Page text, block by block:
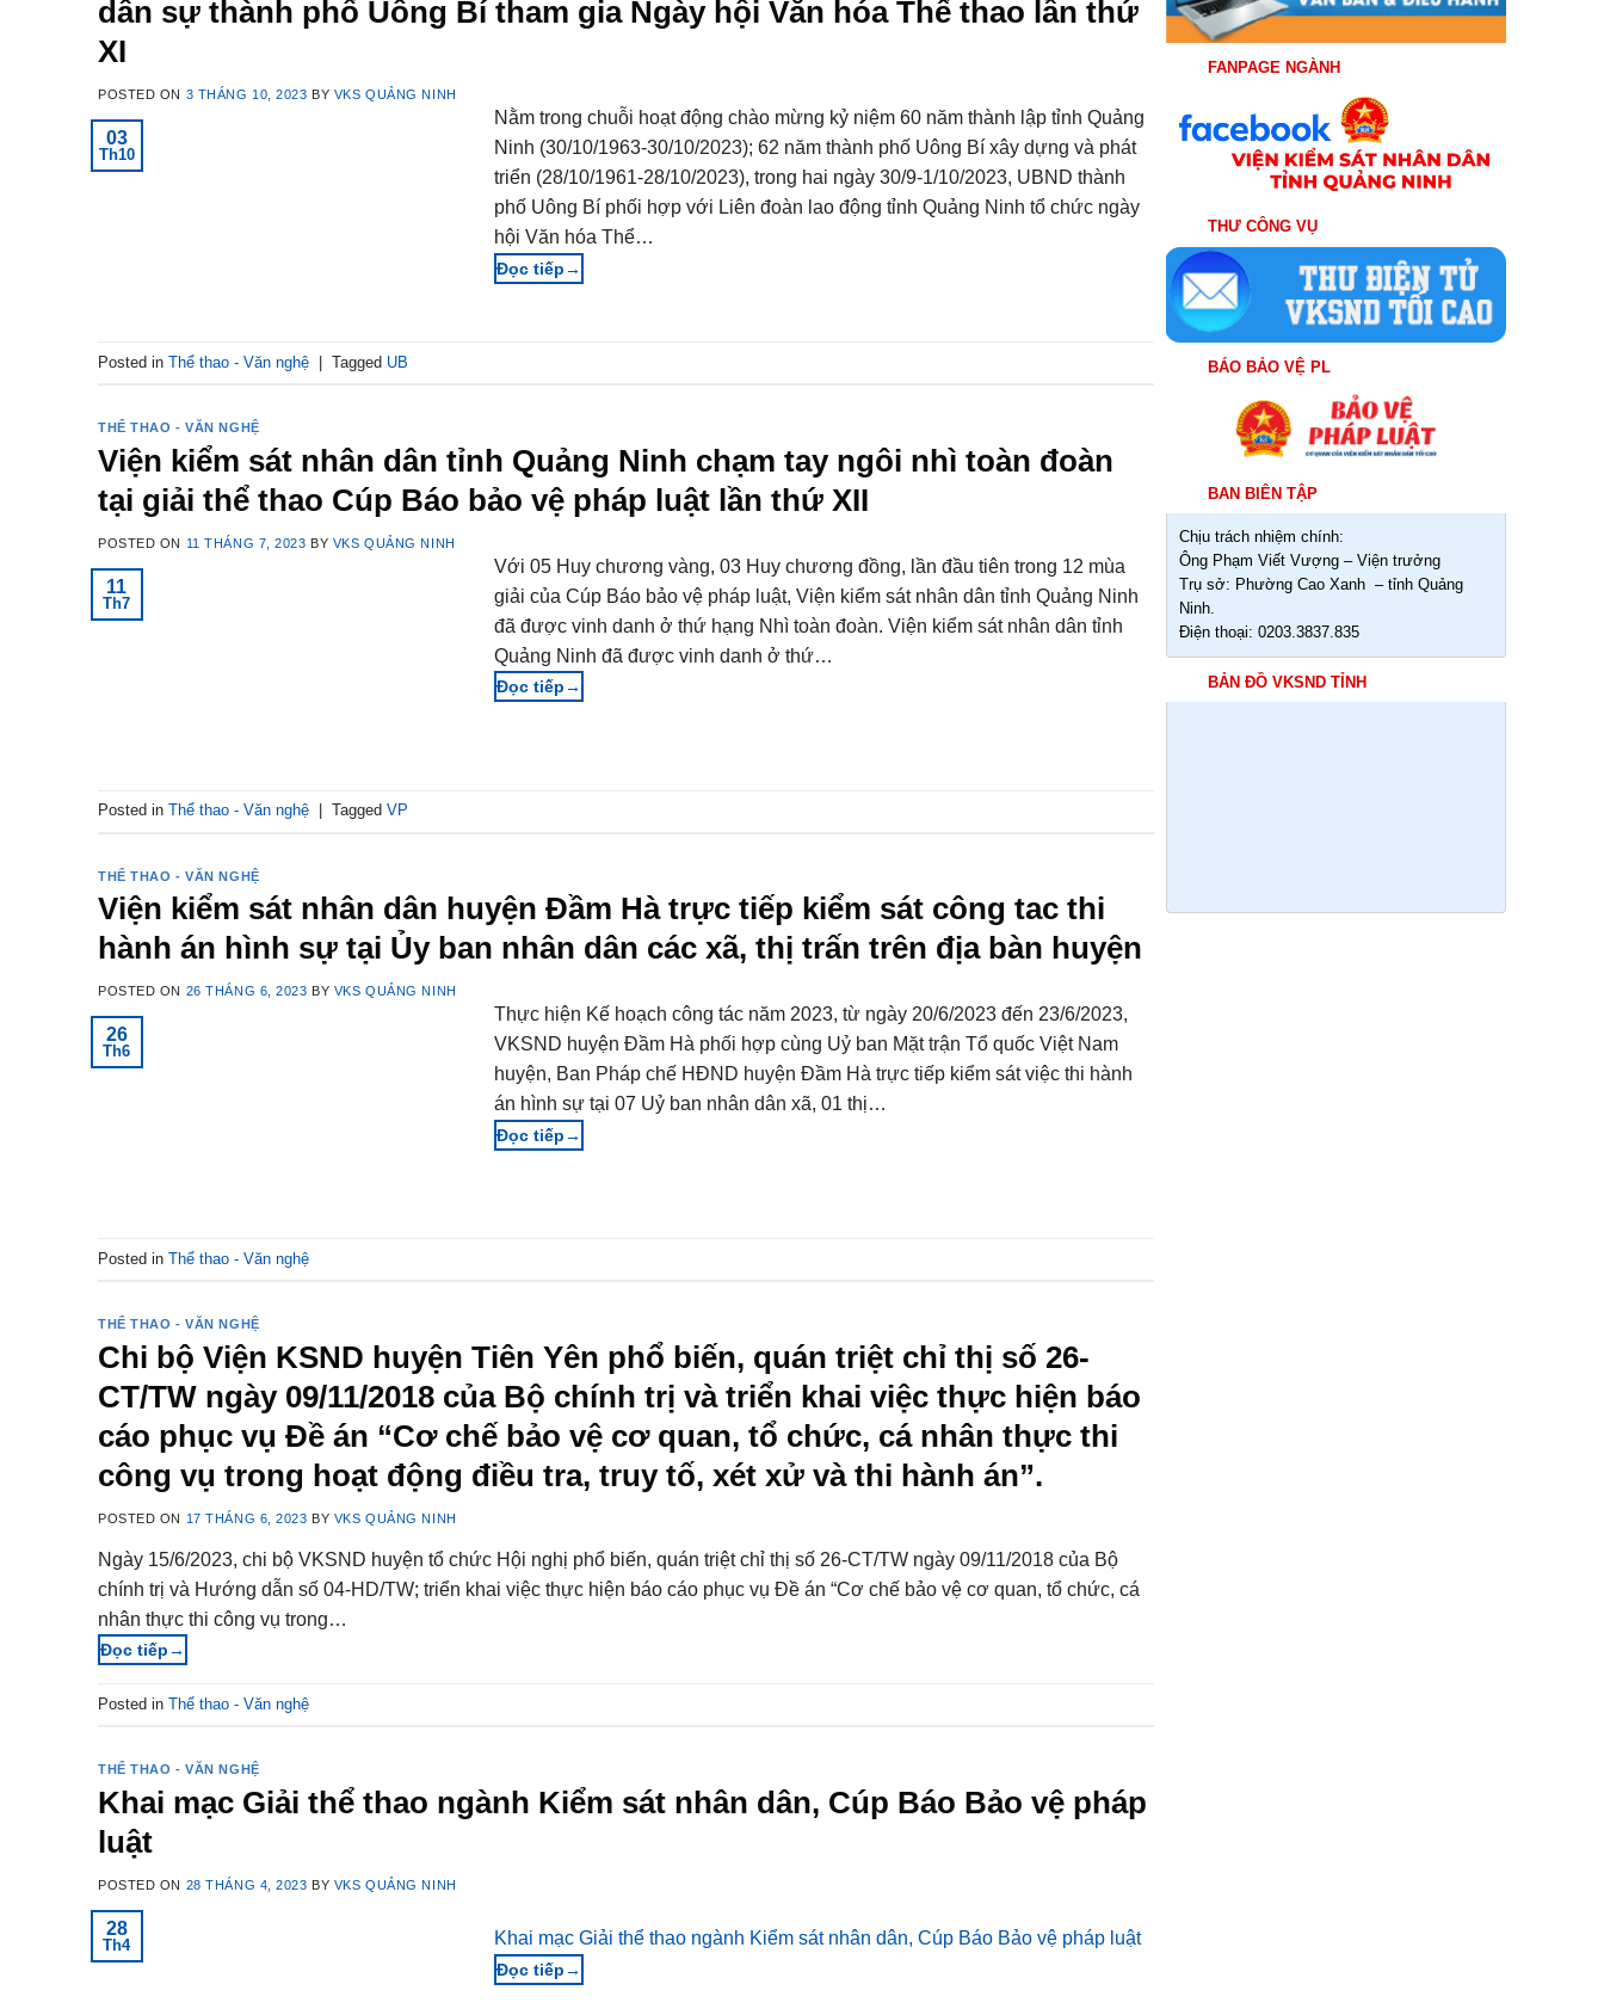
dân sự thành phố Uông Bí tham gia Ngày hội Văn hóa Thể thao lần thứ
XI
POSTED ON 3 THÁNG 10, 2023 BY VKS QUẢNG NINH
03
Th10
Nằm trong chuỗi hoạt động chào mừng kỷ niệm 60 năm thành lập tỉnh Quảng
Ninh (30/10/1963-30/10/2023); 62 năm thành phố Uông Bí xây dựng và phát
triển (28/10/1961-28/10/2023), trong hai ngày 30/9-1/10/2023, UBND thành
phố Uông Bí phối hợp với Liên đoàn lao động tỉnh Quảng Ninh tổ chức ngày
hội Văn hóa Thể…
→
Posted in Thể thao - Văn nghệ | Tagged UB
THỂ THAO - VĂN NGHỆ
Viện kiểm sát nhân dân tỉnh Quảng Ninh chạm tay ngôi nhì toàn đoàn
tại giải thể thao Cúp Báo bảo vệ pháp luật lần thứ XII
POSTED ON 11 THÁNG 7, 2023 BY VKS QUẢNG NINH
11
Th7
Với 05 Huy chương vàng, 03 Huy chương đồng, lần đầu tiên trong 12 mùa
giải của Cúp Báo bảo vệ pháp luật, Viện kiểm sát nhân dân tỉnh Quảng Ninh
đã được vinh danh ở thứ hạng Nhì toàn đoàn. Viện kiểm sát nhân dân tỉnh
Quảng Ninh đã được vinh danh ở thứ…
→
Posted in Thể thao - Văn nghệ Tagged VP
THỂ THAO - VĂN NGHỆ
Viện kiểm sát nhân dân huyện Đầm Hà trực tiếp kiểm sát công tac thi
hành án hình sự tại Ủy ban nhân dân các xã, thị trấn trên địa bàn huyện
POSTED ON 26 THÁNG 6, 2023 BY VKS QUẢNG NINH
26
Th6
Thực hiện Kế hoạch công tác năm 2023, từ ngày 20/6/2023 đến 23/6/2023,
VKSND huyện Đầm Hà phối hợp cùng Uỷ ban Mặt trận Tổ quốc Việt Nam
huyện, Ban Pháp chế HĐND huyện Đầm Hà trực tiếp kiểm sát việc thi hành
án hình sự tại 07 Uỷ ban nhân dân xã, 01 thị…
→
Posted in Thể thao - Văn nghệ
THỂ THAO - VĂN NGHỆ
Chi bộ Viện KSND huyện Tiên Yên phổ biến, quán triệt chỉ thị số 26-
CT/TW ngày 09/11/2018 của Bộ chính trị và triển khai việc thực hiện báo
cáo phục vụ Đề án “Cơ chế bảo vệ cơ quan, tổ chức, cá nhân thực thi
công vụ trong hoạt động điều tra, truy tố, xét xử và thi hành án”.
POSTED ON 17 THÁNG 6, 2023 BY VKS QUẢNG NINH
Ngày 15/6/2023, chi bộ VKSND huyện tổ chức Hội nghị phổ biến, quán triệt chỉ thị số 26-CT/TW ngày 09/11/2018 của Bộ
chính trị và Hướng dẫn số 04-HD/TW; triển khai việc thực hiện báo cáo phục vụ Đề án “Cơ chế bảo vệ cơ quan, tổ chức, cá
nhân thực thi công vụ trong…
→
Posted in Thể thao - Văn nghệ
THỂ THAO - VĂN NGHỆ
Khai mạc Giải thể thao ngành Kiểm sát nhân dân, Cúp Báo Bảo vệ pháp
luật
POSTED ON 28 THÁNG 4, 2023 BY VKS QUẢNG NINH
28
Th4 Khai mạc Giải thể thao ngành Kiểm sát nhân dân, Cúp Báo Bảo vệ pháp luật
→
FANPAGE NGÀNH
THƯ CÔNG VỤ
BÁO BẢO VỆ PL
BAN BIÊN TẬP
Chịu trách nhiệm chính:
Ông Phạm Viết Vượng – Viện trưởng
Trụ sở: Phường Cao Xanh – tỉnh Quảng
Ninh.
Điện thoại: 0203.3837.835
BẢN ĐỒ VKSND TỈNH